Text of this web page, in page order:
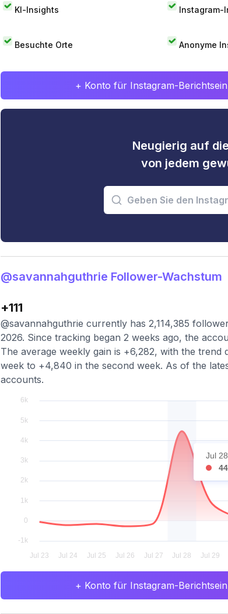
KI-Insights Instagram-
Besuchte Orte Anonyme
+ Konto für Instagram-
Neugierig auf
von jedem
@savannahguthrie Follower-Wachstum
+111
@savannahguthrie currently has 2,114,385
2026. Since tracking began 2 weeks ago, the
The average weekly gain is +6,282, with the
week to +4,840 in the second week. As of the
accounts.
Jul
+ Konto für Instagram-